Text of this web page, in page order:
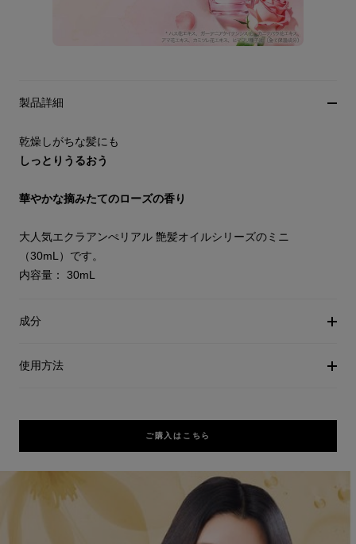
製品詳細
乾燥しがちな髪にも
しっとりうるおう
華やかな摘みたてのローズの香り
大人気エクラアンぺリアル 艶髪オイルシリーズのミニ
（30mL）です。
内容量： 30mL
成分
使用方法
ご購入はこちら